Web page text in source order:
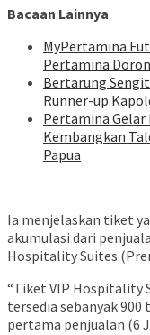
Bacaan Lainnya
MyPertamina
Pertamina
​Bertarung
Runner-up
Pertamina
Kembangkan
Papua
Ia menjelaskan tiket
akumulasi dari
Hospitality Suites
“Tiket VIP Hospitality
tersedia sebanyak
pertama penjualan (6